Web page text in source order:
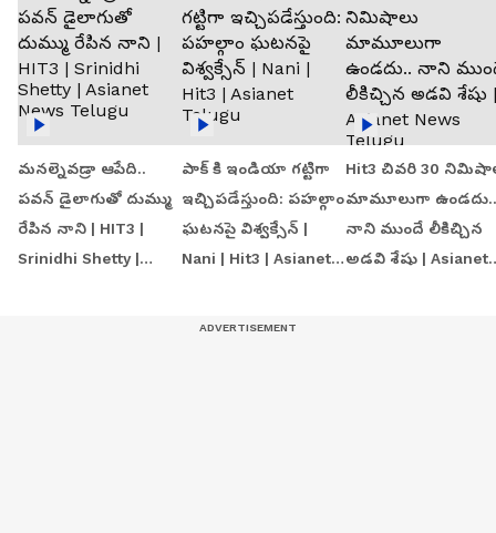
మనల్నెవడ్రా ఆపేది..
పవన్ డైలాగుతో దుమ్ము
రేపిన నాని | HIT3 |
Srinidhi Shetty |
పాక్ కి ఇండియా గట్టిగా
ఇచ్చిపడేస్తుంది: పహల్గాం
ఘటనపై విశ్వక్సేన్ |
Nani | Hit3 | Asianet
Hit3 చివరి 30
మామూలుగా ఉండదు..
నాని ముందే లీకిచ్చిన
అడవి శేషు | Asianet